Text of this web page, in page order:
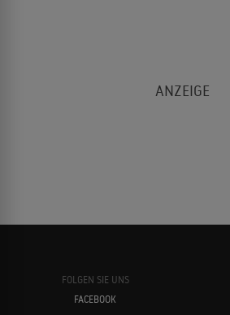
FOLGEN SIE UNS
FACEBOOK